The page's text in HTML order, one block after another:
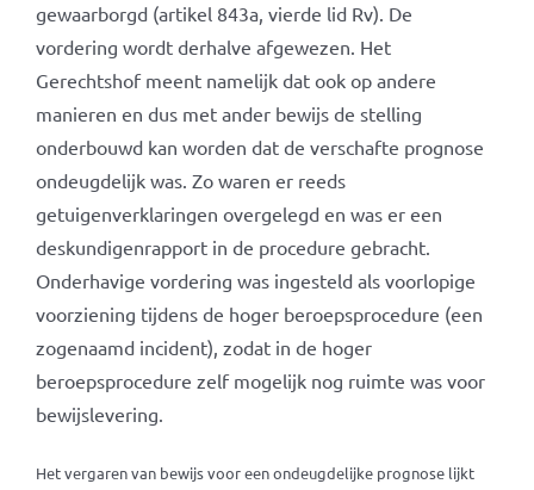
gewaarborgd (artikel 843a, vierde lid Rv). De
vordering wordt derhalve afgewezen. Het
Gerechtshof meent namelijk dat ook op andere
manieren en dus met ander bewijs de stelling
onderbouwd kan worden dat de verschafte prognose
ondeugdelijk was. Zo waren er reeds
getuigenverklaringen overgelegd en was er een
deskundigenrapport in de procedure gebracht.
Onderhavige vordering was ingesteld als voorlopige
voorziening tijdens de hoger beroepsprocedure (een
zogenaamd incident), zodat in de hoger
beroepsprocedure zelf mogelijk nog ruimte was voor
bewijslevering.
Het vergaren van bewijs voor een ondeugdelijke prognose lijkt